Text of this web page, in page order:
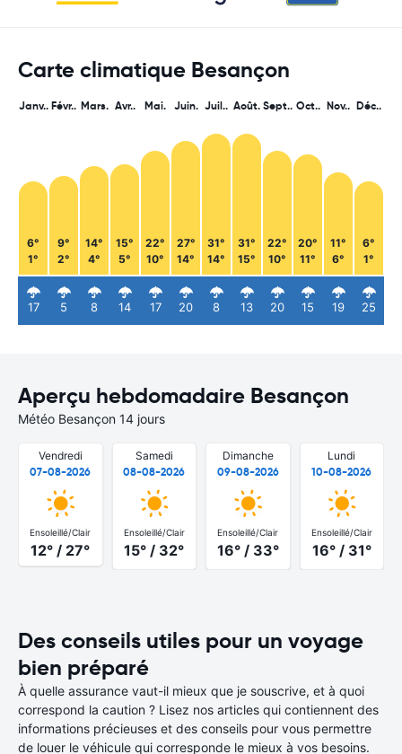
Carte climatique Besançon
Janv..
6°
1°
17
Févr..
9°
2°
5
Mars.
14°
4°
8
Avr..
15°
5°
14
Mai.
22°
10°
17
Juin.
27°
14°
20
Juil..
31°
14°
8
Août.
31°
15°
13
Sept..
22°
10°
20
Oct..
20°
11°
15
Nov..
11°
6°
19
Déc..
6°
1°
25
Aperçu hebdomadaire Besançon
Météo Besançon 14 jours
Vendredi
07-08-2026
Ensoleillé/Clair
12° / 27°
Samedi
08-08-2026
Ensoleillé/Clair
15° / 32°
Dimanche
09-08-2026
Ensoleillé/Clair
16° / 33°
Lundi
10-08-2026
Ensoleillé/Clair
16° / 31°
Des conseils utiles pour un voyage
bien préparé
À quelle assurance vaut-il mieux que je souscrive, et à quoi
correspond la caution ? Lisez nos articles qui contiennent des
informations précieuses et des conseils pour vous permettre
de louer le véhicule qui corresponde le mieux à vos besoins.